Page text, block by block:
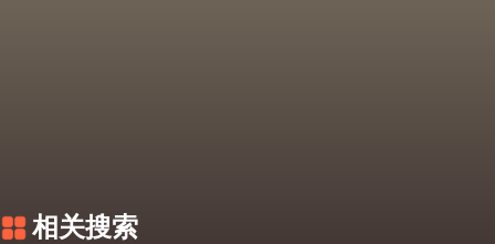
相关搜索